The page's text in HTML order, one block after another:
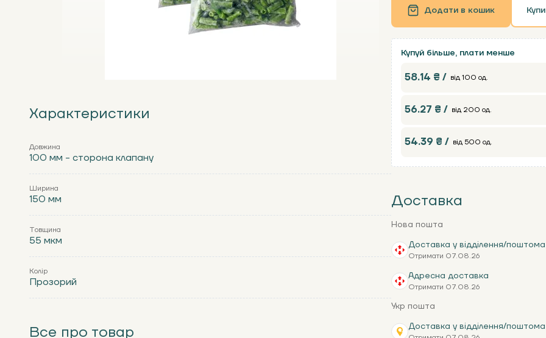
Характеристики
Довжина
100 мм - сторона клапану
Ширина
150 мм
Товщина
55 мкм
Колір
Прозорий
Все про товар
Додати в кошик
Купуй більше, плати менше
58.14 ₴ / від 100 од.
56.27 ₴ / від 200 од.
54.39 ₴ / від 500 од.
Доставка
Нова пошта
Доставка у відділення/
Отримати 07.08.26
Адресна доставка
Отримати 07.08.26
Укр пошта
Доставка у відділення/